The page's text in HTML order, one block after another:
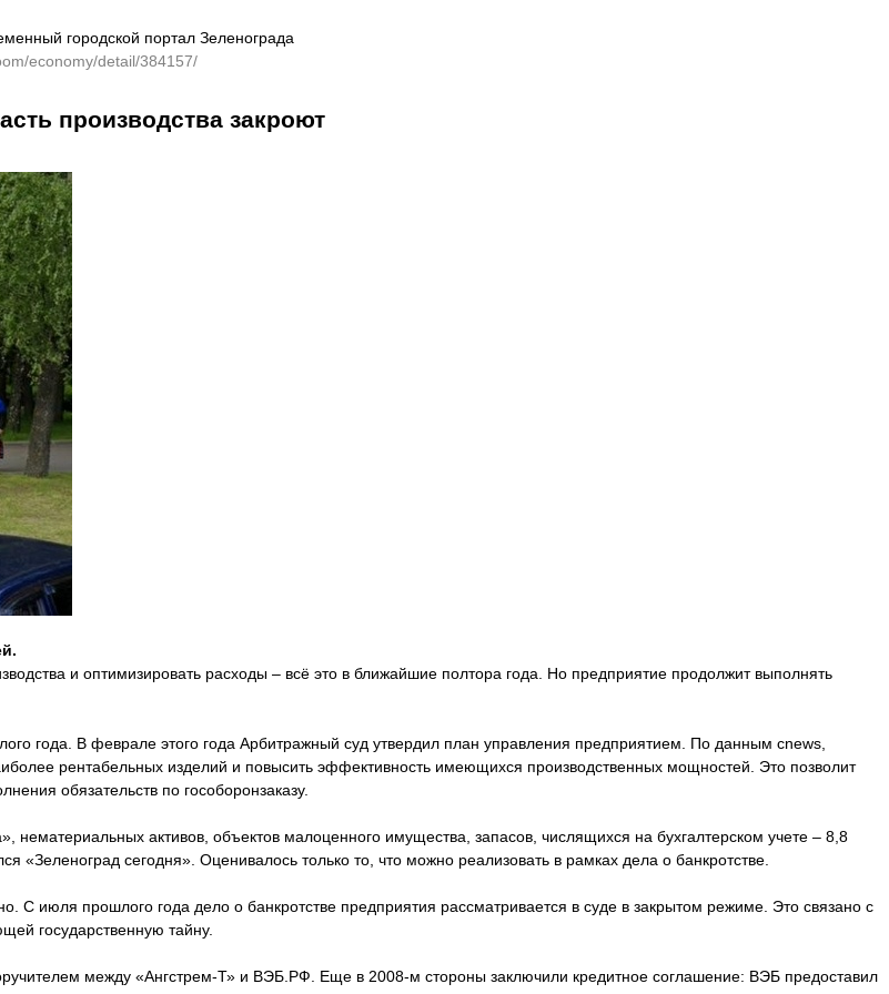
городской портал Зеленограда
economy/detail/384157/
производства закроют
и оптимизировать расходы – всё это в ближайшие полтора года. Но предприятие продолжит выполнять
года. В феврале этого года Арбитражный суд утвердил план управления предприятием. По данным cnews,
рентабельных изделий и повысить эффективность имеющихся производственных мощностей. Это позволит
обязательств по гособоронзаказу.
активов, объектов малоценного имущества, запасов, числящихся на бухгалтерском учете – 8,8
«Зеленоград сегодня». Оценивалось только то, что можно реализовать в рамках дела о банкротстве.
С июля прошлого года дело о банкротстве предприятия рассматривается в суде в закрытом режиме. Это связано с
государственную тайну.
между «Ангстрем-Т» и ВЭБ.РФ. Еще в 2008-м стороны заключили кредитное соглашение: ВЭБ предоставил